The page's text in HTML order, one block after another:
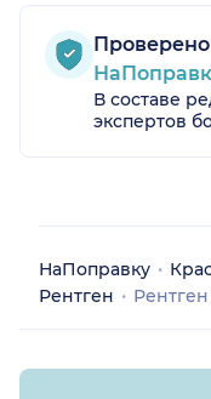
Проверено
В составе
экспертов
НаПоправку
Рентген